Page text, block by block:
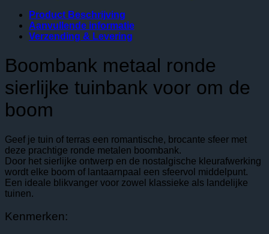
Product Beschrijving
Aanvullende informatie
Verzending & Levering
Boombank metaal ronde
sierlijke tuinbank voor om de
boom
Geef je tuin of terras een romantische, brocante sfeer met
deze prachtige ronde metalen boombank.
Door het sierlijke ontwerp en de nostalgische kleurafwerking
wordt elke boom of lantaarnpaal een sfeervol middelpunt.
Een ideale blikvanger voor zowel klassieke als landelijke
tuinen.
Kenmerken: